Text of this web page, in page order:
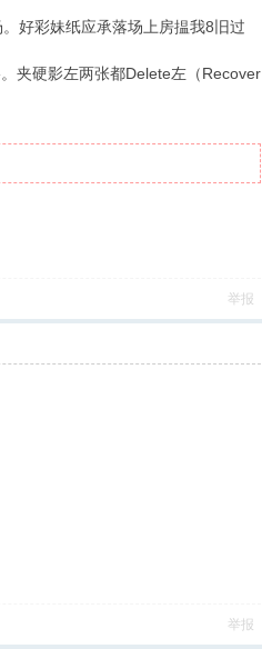
好彩妹纸应承落场上房揾我8旧过
夹硬影左两张都Delete左（Recover
举报
举报